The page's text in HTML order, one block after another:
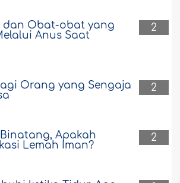
2
dan Obat-obat yang
Anus Saat
2
Orang yang Sengaja
2
Apakah
Lemah Iman?